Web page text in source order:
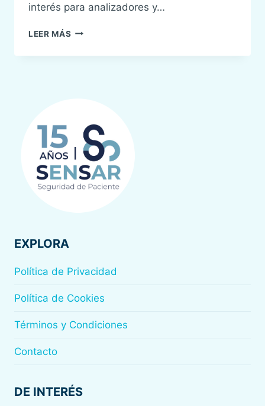
interés para analizadores y…
LEER MÁS V
SENSAR:
RESOLUCIÓN
CRISIS
EN
ENTORNO
EXPLORA
Política de Privacidad
Política de Cookies
Términos y Condiciones
Contacto
DE INTERÉS